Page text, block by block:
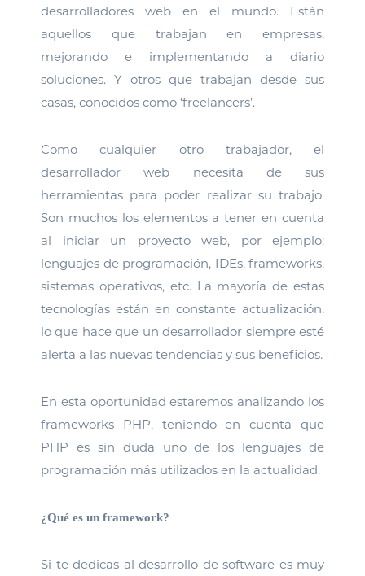
desarrolladores web en el mundo. Están
aquellos que trabajan en empresas,
mejorando e implementando a diario
soluciones. Y otros que trabajan desde sus
casas, conocidos como ‘freelancers’.
Como cualquier otro trabajador, el
desarrollador web necesita de sus
herramientas para poder realizar su trabajo.
Son muchos los elementos a tener en cuenta
al iniciar un proyecto web, por ejemplo:
lenguajes de programación, IDEs, frameworks,
sistemas operativos, etc. La mayoría de estas
tecnologías están en constante actualización,
lo que hace que un desarrollador siempre esté
alerta a las nuevas tendencias y sus beneficios.
En esta oportunidad estaremos analizando los
frameworks PHP, teniendo en cuenta que
PHP es sin duda uno de los lenguajes de
programación más utilizados en la actualidad.
¿Qué es un framework?
Si te dedicas al desarrollo de software es muy